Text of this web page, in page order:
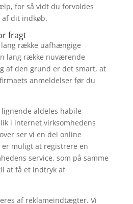
for så vidt du forvoldes
dit indkøb.
fragt
række uafhængige
lang række nuværende
af den grund er det smart, at
anmeldelser før du
aldeles habile
i internet virksomhedens
ser vi en del online
muligt at registrere en
service, som på samme
at få et indtryk af
af reklameindtægter. Vi